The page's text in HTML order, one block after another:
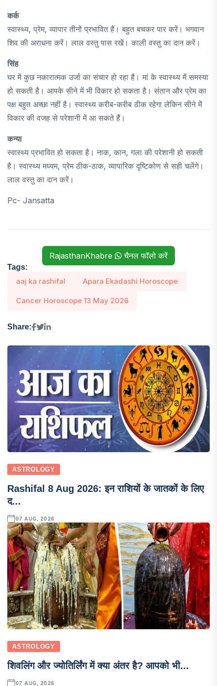
कर्क
स्वास्थ्य, प्रेम, व्यापार तीनों प्रभावित हैं। बहुत बचकर पार करें। भगवान
शिव की अराधना करें। लाल वस्तु पास रखें। काली वस्तु का दान करें।
सिंह
घर में कुछ नकारात्मक उर्जा का संचार हो रहा है। मां के स्वास्थ्य में समस्या
हो सकती है। आपके सीने में भी विकार हो सकता है। संतान और प्रेम का
पक्ष बहुत अच्छा नहीं है। स्वास्थ्य करीब-करीब ठीक रहेगा लेकिन सीने में
विकार की वजह से परेशानी में आ सकते हैं।
कन्या
स्वास्थ्य प्रभावित हो सकता है। नाक, कान, गला की परेशानी हो सकती
है। स्वास्थ्य मध्यम, प्रेम ठीक-ठाक, व्यापारिक दृष्टिकोण से सही चलेंगे।
लाल वस्तु का दान करें।
Pc- Jansatta
RajasthanKhabre चैनल फॉलो करें
Tags:
aaj ka rashifal Apara Ekadashi Horoscope
Cancer Horoscope 13 May 2026
Share:
ASTROLOGY
Rashifal 8 Aug 2026: इन राशियों के जातकों के लिए
द...
07 AUG, 2026
ASTROLOGY
शिवलिंग और ज्योतिर्लिंग में क्या अंतर है? आपको भी...
07 AUG, 2026